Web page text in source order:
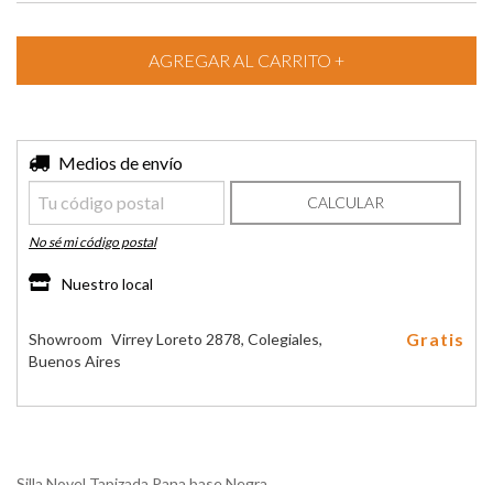
Entregas para el CP:
Medios de envío
CALCULAR
No sé mi código postal
Nuestro local
Showroom Virrey Loreto 2878, Colegiales,
Buenos Aires
Gratis